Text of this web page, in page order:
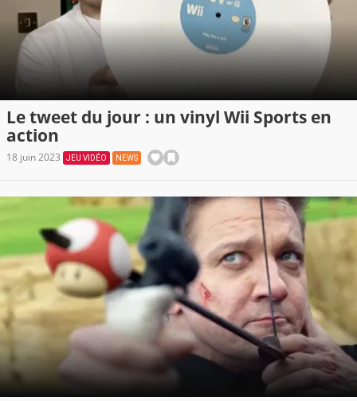
Le tweet du jour : un vinyl Wii Sports en
action
18 juin 2023 JEU VIDÉO NEWS